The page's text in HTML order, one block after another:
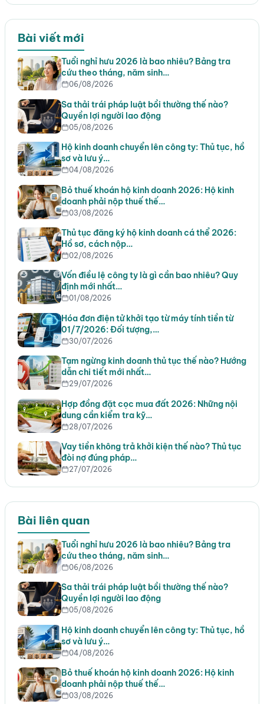
Bài viết mới
Tuổi nghỉ hưu 2026 là bao nhiêu? Bảng tra
cứu theo tháng, năm sinh…
06/08/2026
Sa thải trái pháp luật bồi thường thế nào?
Quyền lợi người lao động
05/08/2026
Hộ kinh doanh chuyển lên công ty: Thủ tục, hồ
sơ và lưu ý…
04/08/2026
Bỏ thuế khoán hộ kinh doanh 2026: Hộ kinh
doanh phải nộp thuế thế…
03/08/2026
Thủ tục đăng ký hộ kinh doanh cá thể 2026:
Hồ sơ, cách nộp…
02/08/2026
Vốn điều lệ công ty là gì cần bao nhiêu? Quy
định mới nhất…
01/08/2026
Hóa đơn điện tử khởi tạo từ máy tính tiền từ
01/7/2026: Đối tượng,…
30/07/2026
Tạm ngừng kinh doanh thủ tục thế nào? Hướng
dẫn chi tiết mới nhất…
29/07/2026
Hợp đồng đặt cọc mua đất 2026: Những nội
dung cần kiểm tra kỹ…
28/07/2026
Vay tiền không trả khởi kiện thế nào? Thủ tục
đòi nợ đúng pháp…
27/07/2026
Bài liên quan
Tuổi nghỉ hưu 2026 là bao nhiêu? Bảng tra
cứu theo tháng, năm sinh…
06/08/2026
Sa thải trái pháp luật bồi thường thế nào?
Quyền lợi người lao động
05/08/2026
Hộ kinh doanh chuyển lên công ty: Thủ tục, hồ
sơ và lưu ý…
04/08/2026
Bỏ thuế khoán hộ kinh doanh 2026: Hộ kinh
doanh phải nộp thuế thế…
03/08/2026